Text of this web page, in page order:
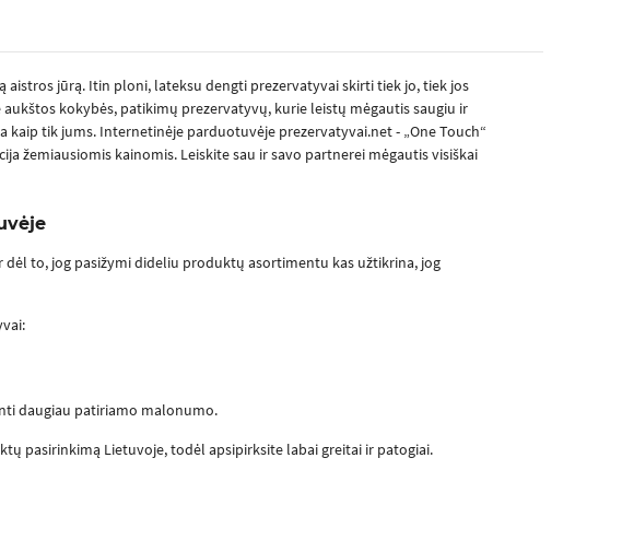
aistros jūrą. Itin ploni, lateksu dengti prezervatyvai skirti tiek jo, tiek jos
kokybės, patikimų prezervatyvų, kurie leistų mėgautis saugiu ir
tik jums. Internetinėje parduotuvėje prezervatyvai.net - „One Touch“
žemiausiomis kainomis. Leiskite sau ir savo partnerei mėgautis visiškai
dėl to, jog pasižymi dideliu produktų asortimentu kas užtikrina, jog
daugiau patiriamo malonumo.
pasirinkimą Lietuvoje, todėl apsipirksite labai greitai ir patogiai.